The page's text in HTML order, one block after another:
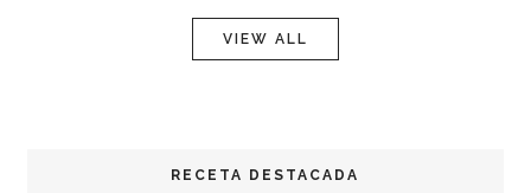
VIEW ALL
RECETA DESTACADA